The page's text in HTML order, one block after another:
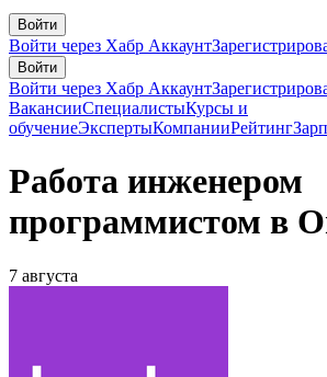
Войти
Войти через Хабр Аккаунт
Войти
Войти через Хабр Аккаунт
ВакансииСпециалистыКурсы и
обучениеЭкспертыКомпанииРейтинг
Работа инженером
программистом в
7 августа